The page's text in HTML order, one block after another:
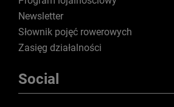
Newsletter
Słownik pojęć rowerowych
Zasięg działalności
Social